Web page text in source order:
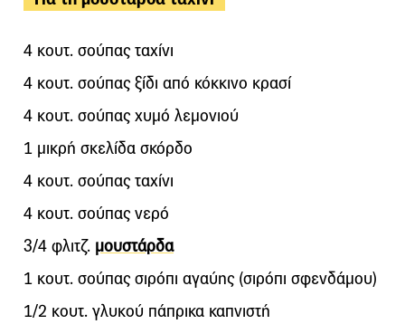
4 κουτ. σούπας ταχίνι
4 κουτ. σούπας ξίδι από κόκκινο κρασί
4 κουτ. σούπας χυμό λεμονιού
1 μικρή σκελίδα σκόρδο
4 κουτ. σούπας ταχίνι
4 κουτ. σούπας νερό
3/4 φλιτζ. μουστάρδα
1 κουτ. σούπας σιρόπι αγαύης (σιρόπι σφενδάμου)
1/2 κουτ. γλυκού πάπρικα καπνιστή